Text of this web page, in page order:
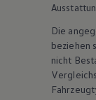
Die
beziehen
nicht